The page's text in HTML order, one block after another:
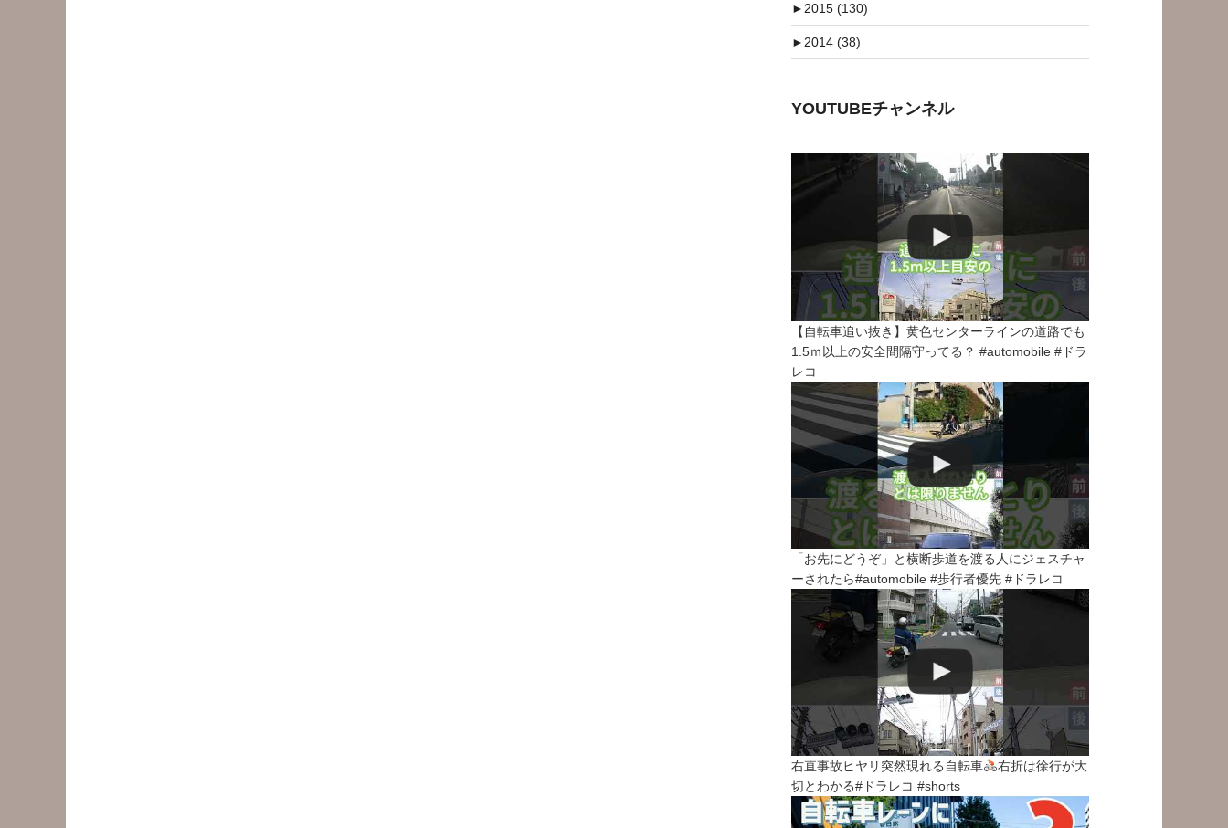
►2015 (130)
►2014 (38)
YOUTUBEチャンネル
【自転車追い抜き】黄色センターラインの道路でも
1.5ｍ以上の安全間隔守ってる？ #automobile #ドラ
レコ
「お先にどうぞ」と横断歩道を渡る人にジェスチャ
ーされたら#automobile #歩行者優先 #ドラレコ
右直事故ヒヤリ突然現れる自転車
右折は徐行が大
切とわかる#ドラレコ #shorts